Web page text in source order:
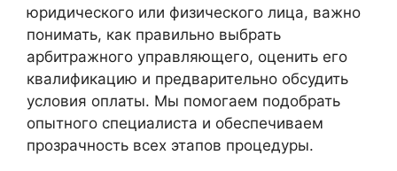
юридического или физического лица, важно
понимать, как правильно выбрать
арбитражного управляющего, оценить его
квалификацию и предварительно обсудить
условия оплаты. Мы помогаем подобрать
опытного специалиста и обеспечиваем
прозрачность всех этапов процедуры.